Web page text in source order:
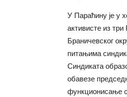
У Параћину је у
активисте из
Браничевског
питањима
Синдиката
обавезе
функционисање